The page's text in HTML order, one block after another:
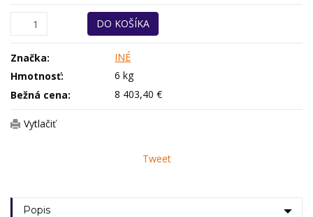
DO KOŠÍKA
Značka:
INÉ
Hmotnosť:
6 kg
Bežná cena:
8 403,40 €
Vytlačiť
Tweet
Popis